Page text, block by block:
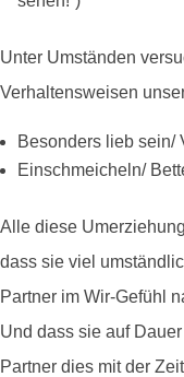
Unter Umständen
Verhaltensweisen
Besonders lieb sein/
Einschmeicheln/
Alle diese
dass sie viel
Partner im Wir-Gefühl
Und dass sie auf
Partner dies mit der